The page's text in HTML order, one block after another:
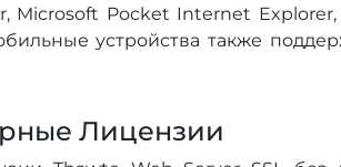
Microsoft Pocket Internet Explorer,
устройства также
Лицензии